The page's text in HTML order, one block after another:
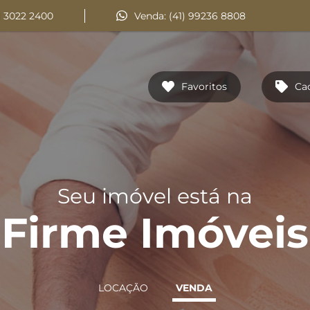
3022 2400 Venda: (41) 99236 8808
Favoritos
Seu imóvel está na
Firme Imóveis
LOCAÇÃO VENDA